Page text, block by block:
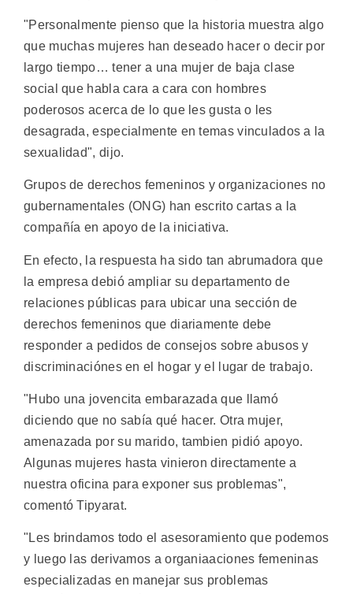
"Personalmente pienso que la historia muestra algo
que muchas mujeres han deseado hacer o decir por
largo tiempo… tener a una mujer de baja clase
social que habla cara a cara con hombres
poderosos acerca de lo que les gusta o les
desagrada, especialmente en temas vinculados a la
sexualidad", dijo.
Grupos de derechos femeninos y organizaciones no
gubernamentales (ONG) han escrito cartas a la
compañía en apoyo de la iniciativa.
En efecto, la respuesta ha sido tan abrumadora que
la empresa debió ampliar su departamento de
relaciones públicas para ubicar una sección de
derechos femeninos que diariamente debe
responder a pedidos de consejos sobre abusos y
discriminaciónes en el hogar y el lugar de trabajo.
"Hubo una jovencita embarazada que llamó
diciendo que no sabía qué hacer. Otra mujer,
amenazada por su marido, tambien pidió apoyo.
Algunas mujeres hasta vinieron directamente a
nuestra oficina para exponer sus problemas",
comentó Tipyarat.
"Les brindamos todo el asesoramiento que podemos
y luego las derivamos a organiaaciones femeninas
especializadas en manejar sus problemas